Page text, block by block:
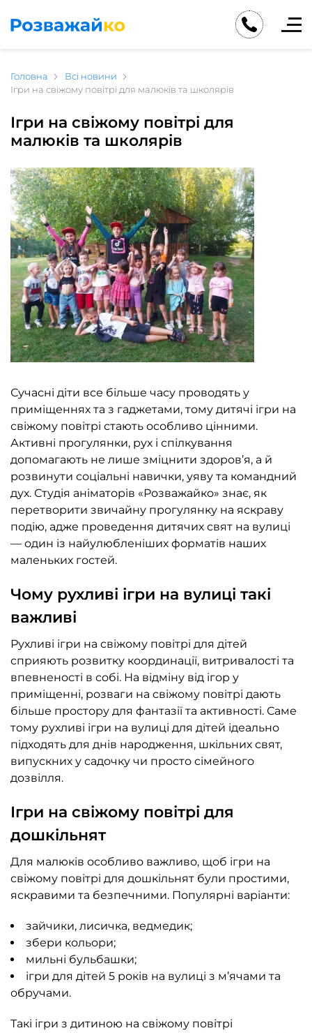
Головна
Всі новини
Ігри на свіжому повітрі для малюків та школярів
Ігри на свіжому повітрі для
малюків та школярів
Сучасні діти все більше часу проводять у
приміщеннях та з гаджетами, тому дитячі ігри на
свіжому повітрі стають особливо цінними.
Активні прогулянки, рух і спілкування
допомагають не лише зміцнити здоров’я, а й
розвинути соціальні навички, уяву та командний
дух. Студія аніматорів «Розважайко» знає, як
перетворити звичайну прогулянку на яскраву
подію, адже проведення дитячих свят на вулиці
— один із найулюбленіших форматів наших
маленьких гостей.
Чому рухливі ігри на вулиці такі
важливі
Рухливі ігри на свіжому повітрі для дітей
сприяють розвитку координації, витривалості та
впевненості в собі. На відміну від ігор у
приміщенні, розваги на свіжому повітрі дають
більше простору для фантазії та активності. Саме
тому рухливі ігри на вулиці для дітей ідеально
підходять для днів народження, шкільних свят,
випускних у садочку чи просто сімейного
дозвілля.
Ігри на свіжому повітрі для
дошкільнят
Для малюків особливо важливо, щоб ігри на
свіжому повітрі для дошкільнят були простими,
яскравими та безпечними. Популярні варіанти:
зайчики, лисичка, ведмедик;
збери кольори;
мильні бульбашки;
ігри для дітей 5 років на вулиці з м’ячами та
обручами.
Такі ігри з дитиною на свіжому повітрі